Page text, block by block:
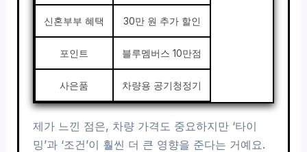
신혼부부 혜택 30만 원 추가 할인
포인트 블루멤버스 10만점
사은품 차량용 공기청정기
제가 느낀 점은, 차량 가격도 중요하지만 ‘타이
밍’과 ‘조건’이 훨씬 더 큰 영향을 준다는 거예요.